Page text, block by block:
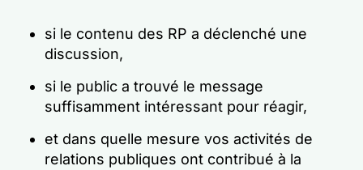
si le contenu des RP a déclenché une
discussion,
si le public a trouvé le message
suffisamment intéressant pour réagir,
et dans quelle mesure vos activités de
relations publiques ont contribué à la